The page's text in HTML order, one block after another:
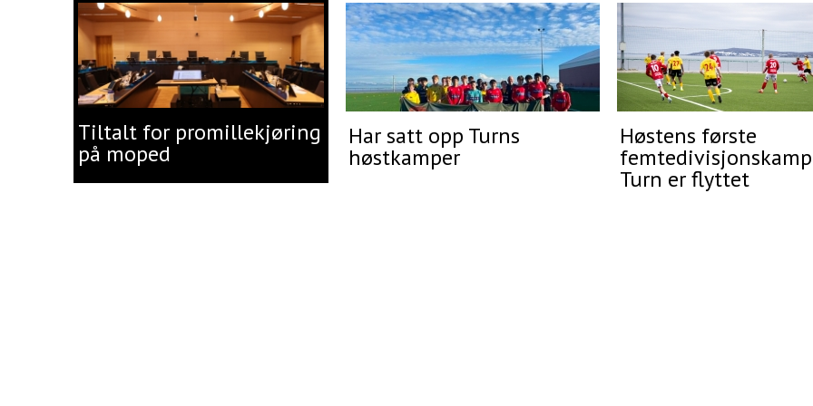
Tiltalt for promillekjøring
på moped
Har satt opp Turns
høstkamper
Høstens første
Turn er flyttet